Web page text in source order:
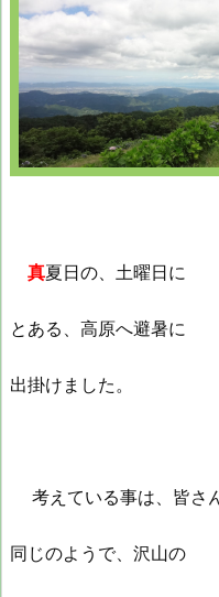
真夏日の、土曜日に
とある、高原へ避暑に
出掛けました。
考えている事は、皆さ
同じのようで、沢山の